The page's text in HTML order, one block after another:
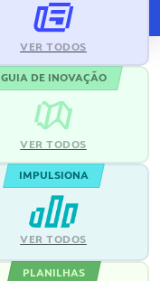
VER TODOS
GUIA DE INOVAÇÃO
VER TODOS
IMPULSIONA
VER TODOS
PLANILHAS